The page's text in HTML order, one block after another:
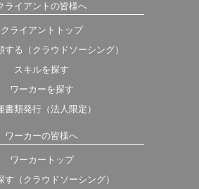
ライアントの皆様へ
クライアントトップ
する（クラウドソーシング）
スキルを探す
ワーカーを探す
書類発行（法人限定）
ワーカーの皆様へ
ワーカートップ
す（クラウドソーシング）